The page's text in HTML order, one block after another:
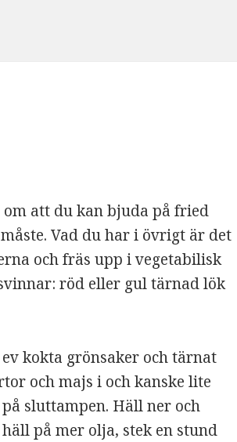
att du kan bjuda på fried
Vad du har i övrigt är det
och fräs upp i vegetabilisk
röd eller gul tärnad lök
kokta grönsaker och tärnat
och majs i och kanske lite
sluttampen. Häll ner och
på mer olja, stek en stund